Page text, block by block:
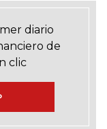
diario
de
clic